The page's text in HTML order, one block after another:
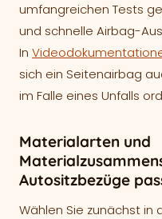
umfangreichen Tests
und schnelle Airbag-
In
sich ein Seitenairbag
im Falle eines Unfalls
Materialarten und
Autositzbezüge
Wählen Sie zunächst in